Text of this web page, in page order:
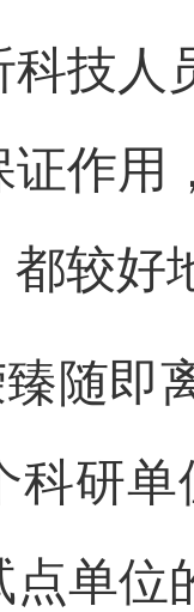
技人
作用
较好
随即
科研单
单位